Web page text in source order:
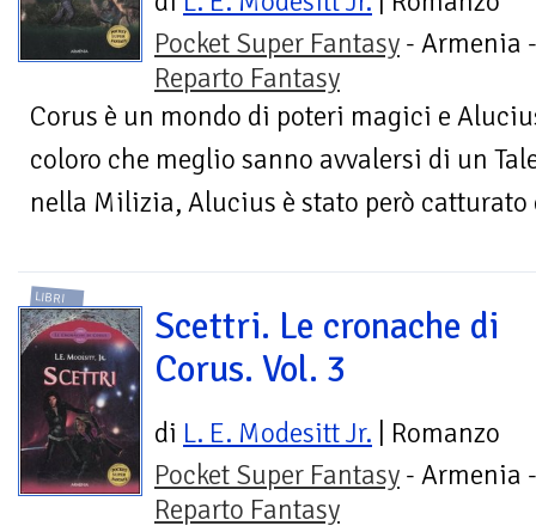
Pocket Super Fantasy - Armenia -
Reparto Fantasy
Corus è un mondo di poteri magici e
coloro che meglio sanno avvalersi di un
nella Milizia, Alucius è stato però catturato
LIBRI
Scettri. Le cronache di
Corus. Vol. 3
di L. E. Modesitt Jr. | Romanzo
Pocket Super Fantasy - Armenia -
Reparto Fantasy